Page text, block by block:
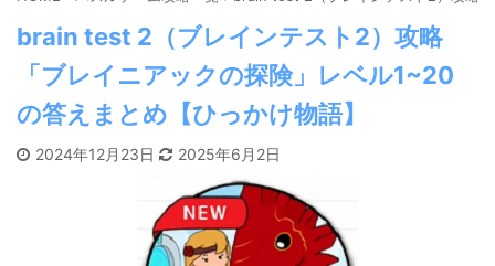
brain test 2（ブレインテスト2）攻略
「ブレイニアックの探険」レベル1~20
の答えまとめ【ひっかけ物語】
2024年12月23日 2025年6月2日